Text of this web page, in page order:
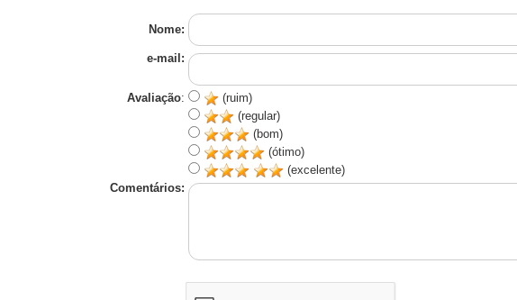
Nome:
e-mail:
Avaliação:
(ruim)
(regular)
(bom)
(ótimo)
(excelente)
Comentários: